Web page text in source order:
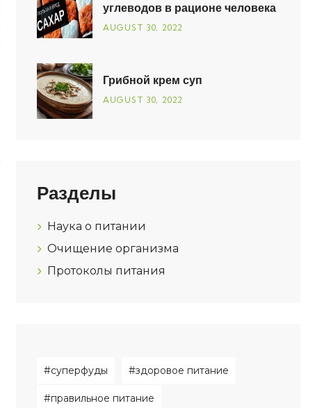
углеводов в рационе человека
AUGUST 30, 2022
Грибной крем суп
AUGUST 30, 2022
Разделы
Наука о питании
Очищение организма
Протоколы питания
#суперфуды #здоровое питание
#правильное питание